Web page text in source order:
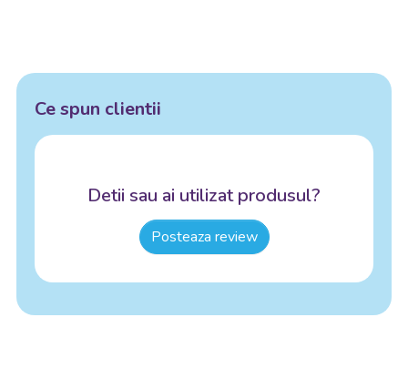
Ce spun clientii
Detii sau ai utilizat produsul?
Posteaza review